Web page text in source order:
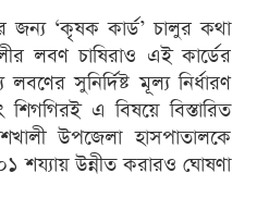
জন্য ‘কৃষক কার্ড’ চালুর কথা
লবণ চাষিরাও এই কার্ডের
সুনির্দিষ্ট মূল্য নির্ধারণ
এ বিষয়ে বিস্তারিত
উপজেলা হাসপাতালকে
শয্যায় উন্নীত করারও ঘোষণা